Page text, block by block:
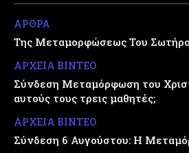
ΑΡΘΡΑ
Της Μεταμορφώσεως Του
ΑΡΧΕΙΑ ΒΙΝΤΕΟ
Σύνδεση Μεταμόρφωση του
αυτούς τους τρεις μαθητές;
ΑΡΧΕΙΑ ΒΙΝΤΕΟ
Σύνδεση 6 Αυγούστου: Η